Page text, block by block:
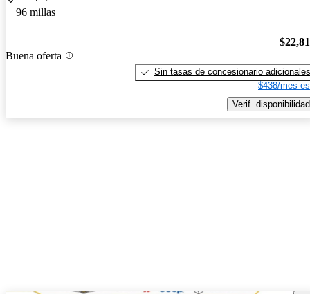
96 millas
Buena oferta
Sin tasas de concesionario adicionales
$438/mes
Verif. disponibilidad